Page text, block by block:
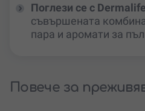
Поглези се с
съвършената
пара и аромати за
Повече за